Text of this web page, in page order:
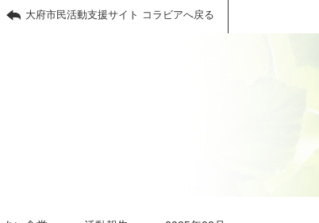
大府市民活動支援サイト コラビアへ戻る